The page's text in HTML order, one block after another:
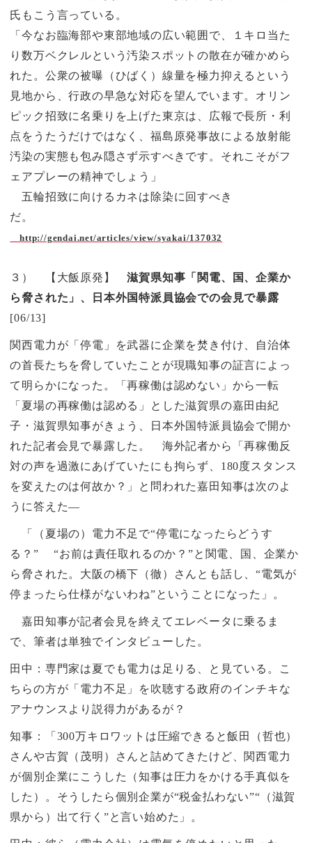
氏もこう言っている。
「今なお臨海部や東部地域の広い範囲で、１キロ当た
り数万ベクレルという汚染スポットの散在が確かめら
れた。公衆の被曝（ひばく）線量を極力抑えるという
見地から、行政の早急な対応を望んでいます。オリン
ピック招致に名乗りを上げた東京は、広報で長所・利
点をうたうだけではなく、福島原発事故による放射能
汚染の実態も包み隠さず示すべきです。それこそがフ
ェアプレーの精神でしょう」
五輪招致に向けるカネは除染に回すべき
だ。
http://gendai.net/articles/view/syakai/137032
３） 【大飯原発】滋賀県知事「関電、国、企業か
ら脅された」、日本外国特派員協会での会見で暴露
[06/13]
関西電力が「停電」を武器に企業を焚き付け、自治体
の首長たちを脅していたことが現職知事の証言によっ
て明らかになった。「再稼働は認めない」から一転
「夏場の再稼働は認める」とした滋賀県の嘉田由紀
子・滋賀県知事がきょう、日本外国特派員協会で開か
れた記者会見で暴露した。 海外記者から「再稼働反
対の声を過激にあげていたにも拘らず、 180度スタンス
を変えたのは何故か？」と問われた嘉田知事は次のよ
うに答えた―
「（夏場の）電力不足で“停電になったらどうす
る？” “お前は責任取れるのか？”と関電、国、企業か
ら脅された。大阪の橋下（徹）さんとも話し、“電気が
停まったら仕様がないわね”ということになった」。
嘉田知事が記者会見を終えてエレベータに乗るま
で、筆者は単独でインタビューした。
田中：専門家は夏でも電力は足りる、と見ている。こ
ちらの方が「電力不足」を吹聴する政府のインチキな
アナウンスより説得力があるが？
知事：「 300万キロワットは圧縮できると飯田（哲也）
さんや古賀（茂明）さんと詰めてきたけど、関西電力
が個別企業にこうした（知事は圧力をかける手真似を
した）。そうしたら個別企業が“税金払わない”“（滋賀
県から）出て行く”と言い始めた」。